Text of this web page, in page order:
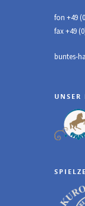
fon +49
fax +49
buntes-
UNSER